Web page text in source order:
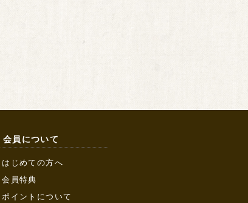
会員について
はじめての方へ
会員特典
ポイントについて